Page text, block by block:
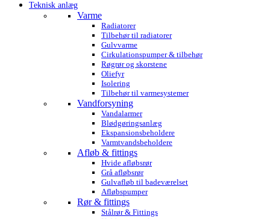
Teknisk anlæg
Varme
Radiatorer
Tilbehør til radiatorer
Gulvvarme
Cirkulationspumper & tilbehør
Røgrør og skorstene
Oliefyr
Isolering
Tilbehør til varmesystemer
Vandforsyning
Vandalarmer
Blødgøringsanlæg
Ekspansionsbeholdere
Varmtvandsbeholdere
Afløb & fittings
Hvide afløbsrør
Grå afløbsrør
Gulvafløb til badeværelset
Afløbspumper
Rør & fittings
Stålrør & Fittings